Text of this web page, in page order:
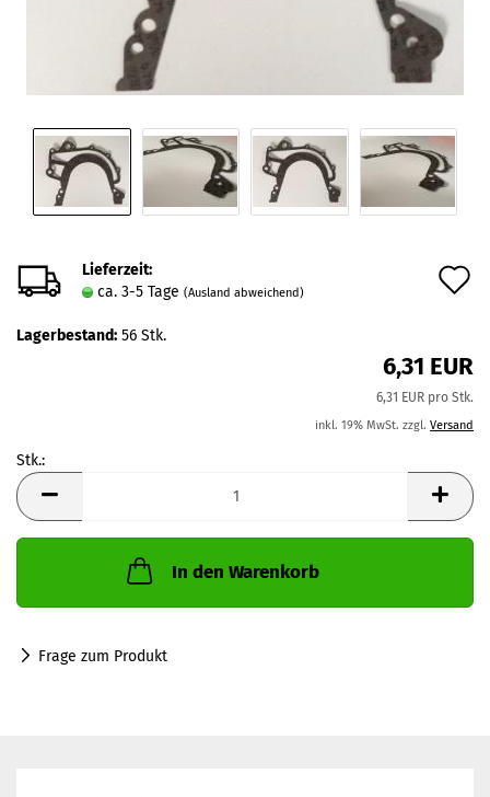
Lieferzeit:
ca. 3-5 Tage (Ausland abweichend)
Lagerbestand: 56 Stk.
6,31 EUR
6,31 EUR pro Stk.
inkl. 19% MwSt. zzgl. Versand
Stk.:
Stk.
In den Warenkorb
Frage zum Produkt